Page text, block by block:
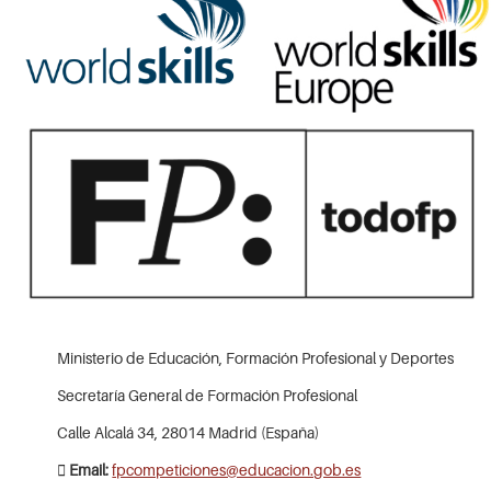
Ministerio de Educación, Formación Profesional y Deportes
Secretaría General de Formación Profesional
Calle Alcalá 34, 28014 Madrid (España)
Email:fpcompeticiones@educacion.gob.es